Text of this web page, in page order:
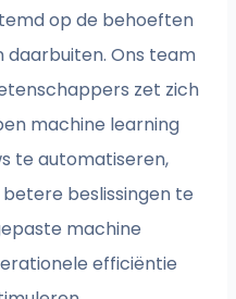
op de behoeften
daarbuiten. Ons team
zet zich
machine learning
te automatiseren,
beslissingen te
machine
efficiëntie